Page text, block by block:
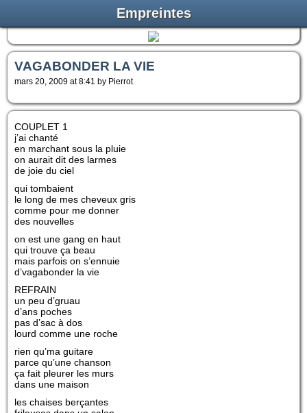
Empreintes
VAGABONDER LA VIE
mars 20, 2009 at 8:41 by Pierrot
COUPLET 1
j’ai chanté
en marchant sous la pluie
on aurait dit des larmes
de joie du ciel
qui tombaient
le long de mes cheveux gris
comme pour me donner
des nouvelles
on est une gang en haut
qui trouve ça beau
mais parfois on s’ennuie
d’vagabonder la vie
REFRAIN
un peu d’gruau
d’ans poches
pas d’sac à dos
lourd comme une roche
rien qu’ma guitare
parce qu’une chanson
ça fait pleurer les murs
dans une maison
les chaises berçantes